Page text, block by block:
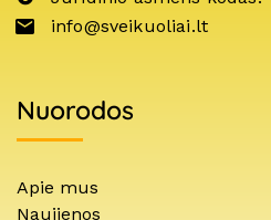
info@sveikuoliai.lt
Nuorodos
Apie mus
Naujienos